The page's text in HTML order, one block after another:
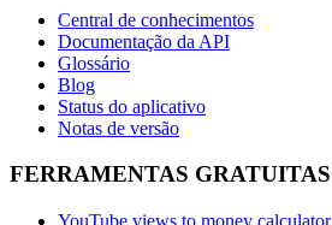
Central de conhecimentos
Documentação da API
Glossário
Blog
Status do aplicativo
Notas de versão
FERRAMENTAS GRATUITAS